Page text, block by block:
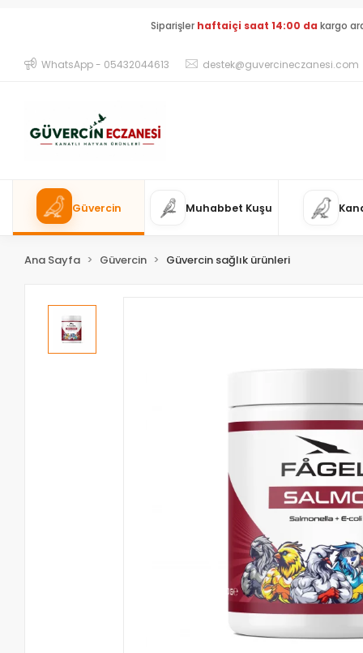
Siparişler haftaiçi saat 14:00 da kargo
WhatsApp - 05432044613 destek@guvercineczanesi.com
Güvercin Muhabbet Kuşu
Ana Sayfa Güvercin Güvercin sağlık ürünleri